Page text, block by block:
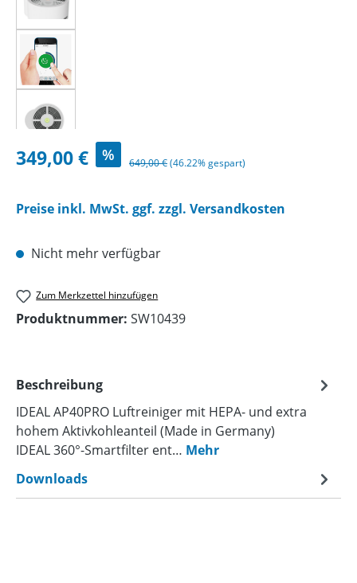
Verkaufspreis:
349,00 € % Regulärer Preis:
649,00 €(46.22% gespart)
Preise inkl. MwSt. ggf. zzgl. Versandkosten
Nicht mehr verfügbar
Zum Merkzettel hinzufügen
Produktnummer: SW10439
Beschreibung
IDEAL AP40PRO Luftreiniger mit HEPA- und extra
hohem Aktivkohleanteil (Made in Germany)
IDEAL 360°-Smartfilter ent… Mehr
Downloads